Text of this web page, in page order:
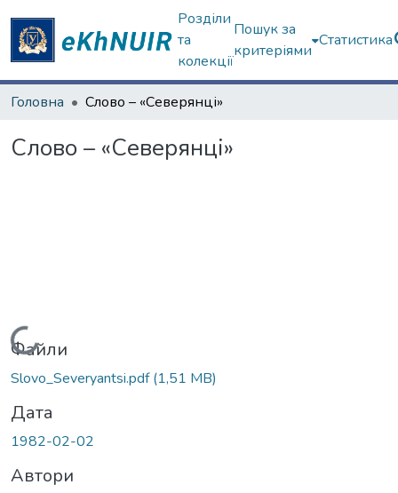
Розділи
та
колекції
Пошук за
критеріями
Статистика
Головна Слово – «Северянці»
Слово – «Северянці»
Вантажиться...
Файли
Slovo_Severyantsi.pdf(1,51 MB)
Дата
1982-02-02
Автори